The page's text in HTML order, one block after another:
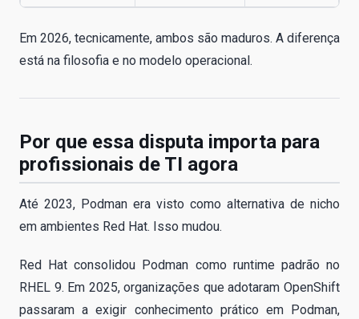
Em 2026, tecnicamente, ambos são maduros. A diferença
está na filosofia e no modelo operacional.
Por que essa disputa importa para
profissionais de TI agora
Até 2023, Podman era visto como alternativa de nicho
em ambientes Red Hat. Isso mudou.
Red Hat consolidou Podman como runtime padrão no
RHEL 9. Em 2025, organizações que adotaram OpenShift
passaram a exigir conhecimento prático em Podman,